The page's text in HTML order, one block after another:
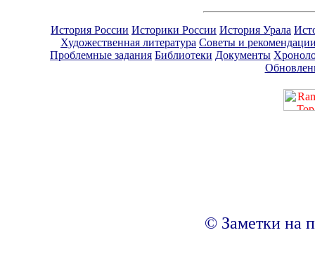
История России Историки России История Урала
Художественная литература Советы и
Проблемные задания Библиотеки Документы
© Заметки на